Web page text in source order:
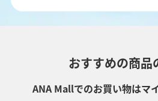
おすすめの商品
ANA Mallでのお買い物はマ